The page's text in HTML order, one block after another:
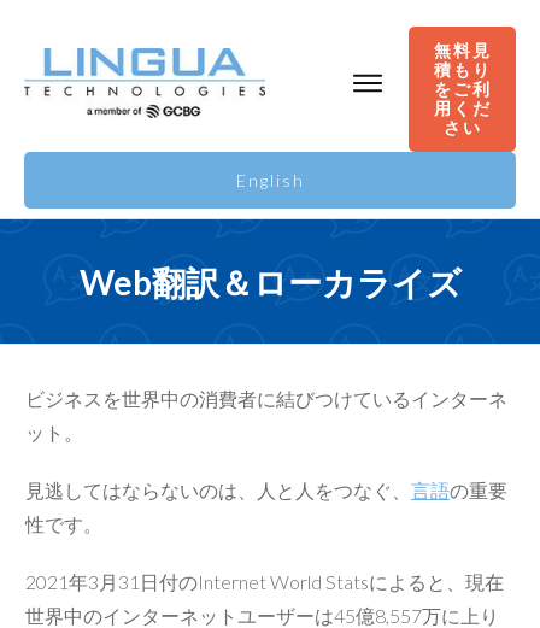
無料見
積 もり
をご利
用 くだ
さい
English
Web翻訳＆ローカライズ
ビジネスを世界中の消費者に結びつけているインターネ
ット。
見逃してはならないのは、人と人をつなぐ、 言語の重要
性です。
2021年3月31日付のInternet World Statsによると、現在
世界中のインターネットユーザーは45億8,557万に上り